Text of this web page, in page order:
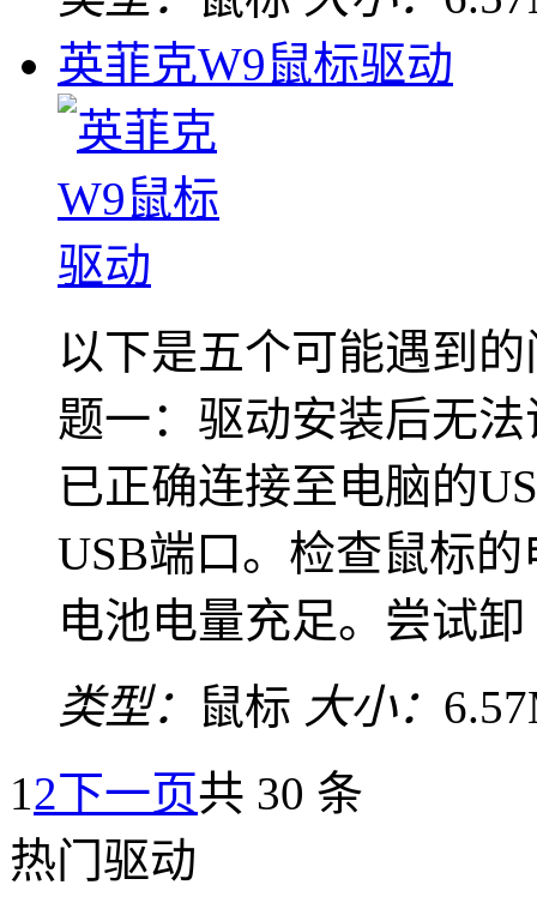
英菲克W9鼠标驱动
以下是五个可能遇到
题一：驱动安装后无
已正确连接至电脑的
USB端口。检查鼠标
电池电量充足。尝试卸
类型： 鼠标 大小：
12下一页共 30 条
热门驱动